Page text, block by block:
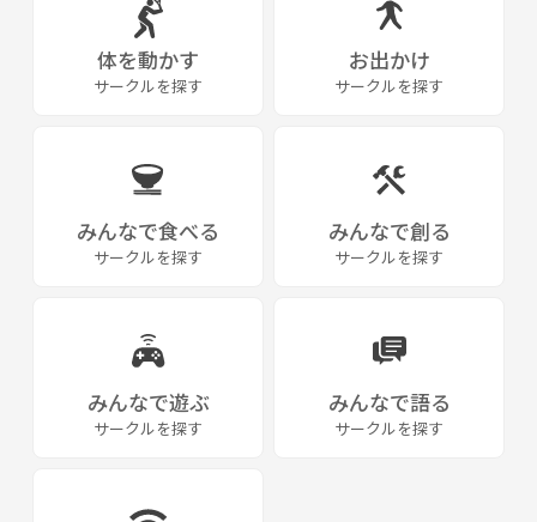
体を動かす
サークルを探す
お出かけ
サークルを探す
みんなで食べる
サークルを探す
みんなで創る
サークルを探す
みんなで遊ぶ
サークルを探す
みんなで語る
サークルを探す